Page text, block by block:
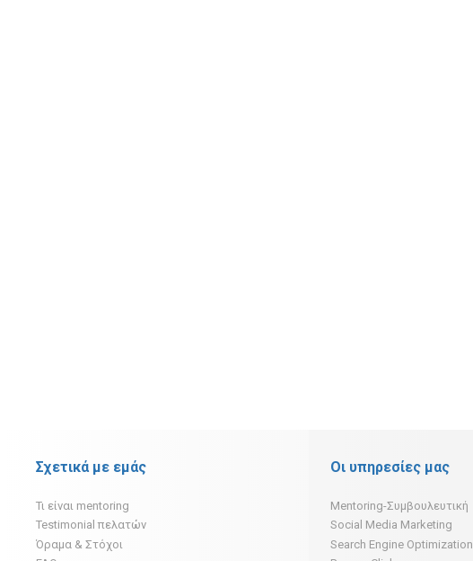
Σχετικά με εμάς
Τι είναι mentoring
Testimonial πελατών
Όραμα & Στόχοι
Οι υπηρεσίες μας
Mentoring-Συμβουλευτική
Social Media Marketing
Search Engine Optimization